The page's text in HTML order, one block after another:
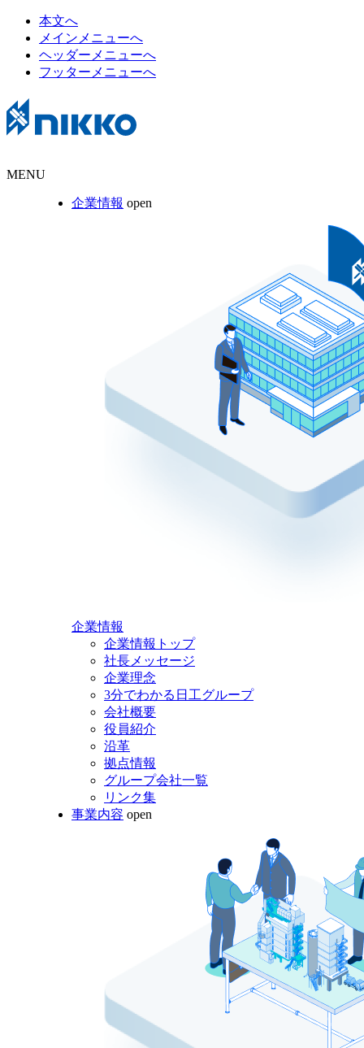
本文へ
メインメニューへ
ヘッダーメニューへ
フッターメニューへ
MENU
企業情報 open
企業情報
企業情報トップ
社長メッセージ
企業理念
3分でわかる日工グループ
会社概要
役員紹介
沿革
拠点情報
グループ会社一覧
リンク集
事業内容 open